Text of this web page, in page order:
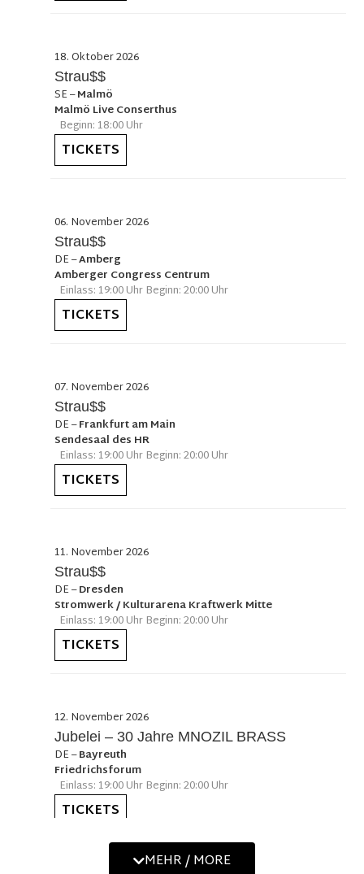
18. Oktober 2026
Strau$$
SE–Malmö
Malmö Live Conserthus
Beginn: 18:00 Uhr
TICKETS
06. November 2026
Strau$$
DE–Amberg
Amberger Congress Centrum
Einlass: 19:00 Uhr Beginn: 20:00 Uhr
TICKETS
07. November 2026
Strau$$
DE–Frankfurt am Main
Sendesaal des HR
Einlass: 19:00 Uhr Beginn: 20:00 Uhr
TICKETS
11. November 2026
Strau$$
DE–Dresden
Stromwerk / Kulturarena Kraftwerk Mitte
Einlass: 19:00 Uhr Beginn: 20:00 Uhr
TICKETS
12. November 2026
Jubelei – 30 Jahre MNOZIL BRASS
DE–Bayreuth
Friedrichsforum
Einlass: 19:00 Uhr Beginn: 20:00 Uhr
TICKETS
MEHR / MORE